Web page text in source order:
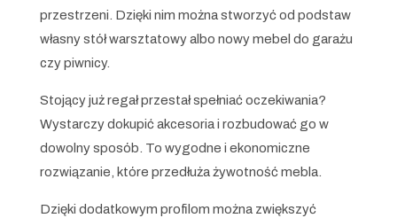
przestrzeni. Dzięki nim można stworzyć od podstaw
własny stół warsztatowy albo nowy mebel do garażu
czy piwnicy.
Stojący już regał przestał spełniać oczekiwania?
Wystarczy dokupić akcesoria i rozbudować go w
dowolny sposób. To wygodne i ekonomiczne
rozwiązanie, które przedłuża żywotność mebla.
Dzięki dodatkowym profilom można zwiększyć